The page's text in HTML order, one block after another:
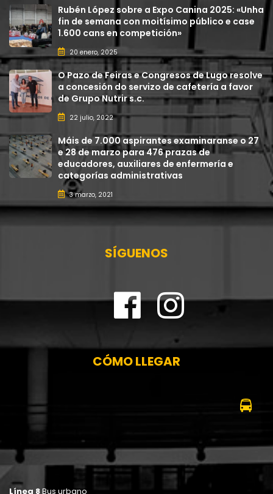
Rubén López sobre a Expo Canina 2025: «Unha
fin de semana con moitísimo público e case
1.600 cans en competición»
20 enero, 2025
O Pazo de Feiras e Congresos de Lugo resolve
a concesión do servizo de cafetería a favor
de Grupo Nutrir s.c.
22 julio, 2022
Máis de 7.000 aspirantes examinaranse o 27
e 28 de marzo para 476 prazas de
educadores, auxiliares de enfermería e
categorías administrativas
3 marzo, 2021
SÍGUENOS
CÓMO LLEGAR
Línea 8Bus urbano